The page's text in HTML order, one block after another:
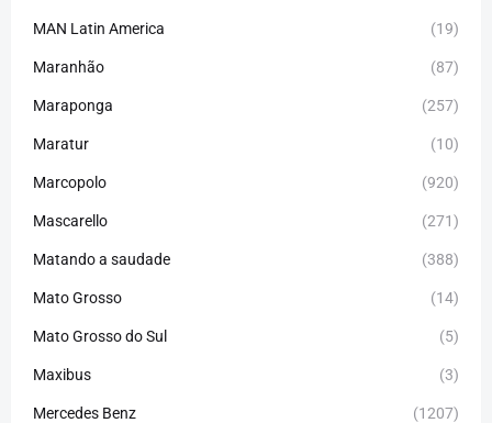
MAN Latin America (19)
Maranhão (87)
Maraponga (257)
Maratur (10)
Marcopolo (920)
Mascarello (271)
Matando a saudade (388)
Mato Grosso (14)
Mato Grosso do Sul (5)
Maxibus (3)
Mercedes Benz (1207)